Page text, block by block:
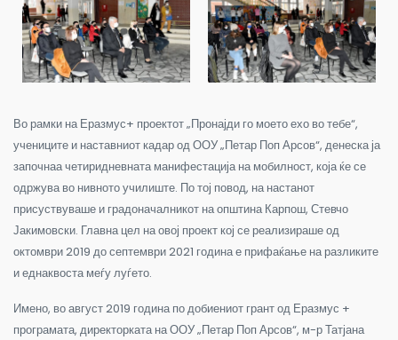
Во рамки на Еразмус+ проектот „Пронајди го моето ехо во тебе“,
учениците и наставниот кадар од ООУ „Петар Поп Арсов“, денеска ја
започнаа четиридневната манифестација на мобилност, која ќе се
одржува во нивното училиште. По тој повод, на настанот
присуствуваше и градоначалникот на општина Карпош, Стевчо
Јакимовски. Главна цел на овој проект кој се реализираше од
октомври 2019 до септември 2021 година е прифаќање на разликите
и еднаквоста меѓу луѓето.
Имено, во август 2019 година по добиениот грант од Еразмус +
програмата, директорката на ООУ „Петар Поп Арсов“, м-р Татјана